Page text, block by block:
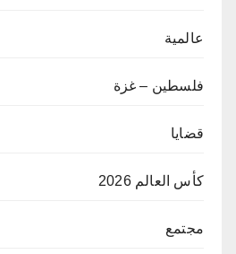
عالمية
فلسطين – غزة
قضايا
كأس العالم 2026
مجتمع